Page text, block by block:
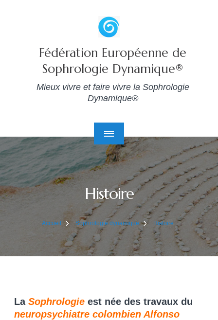
Fédération Européenne de
Sophrologie Dynamique®
Mieux vivre et faire vivre la Sophrologie
Dynamique®
Histoire
Accueil Sophrologie dynamique Histoire
La Sophrologie est née des travaux du
neuropsychiatre colombien Alfonso